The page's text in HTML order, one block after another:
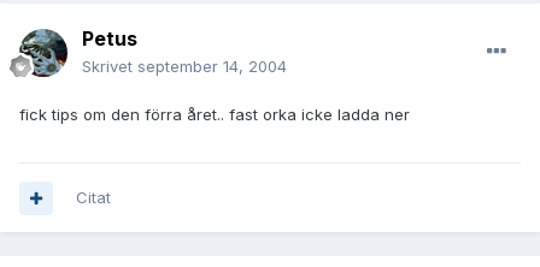
Petus
Skrivet september 14, 2004
fick tips om den förra året.. fast orka icke ladda ner
Citat